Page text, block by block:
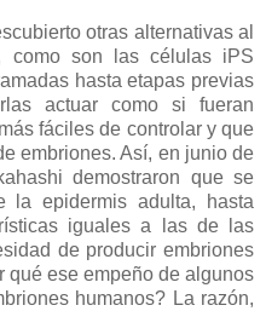
otras alternativas al
como son las células iPS
hasta etapas previas
actuar como si fueran
fáciles de controlar y que
embriones. Así, en junio de
demostraron que se
la epidermis adulta, hasta
iguales a las de las
de producir embriones
qué ese empeño de algunos
humanos? La razón,